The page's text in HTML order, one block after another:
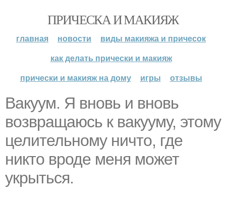
ПРИЧЕСКА И МАКИЯЖ
главная новости
виды макияжа и причесок
как делать прически и макияж
прически и макияж на дому
игры отзывы
Вакуум. Я вновь и вновь
возвращаюсь к вакууму, этому
целительному ничто, где
никто вроде меня может
укрыться.